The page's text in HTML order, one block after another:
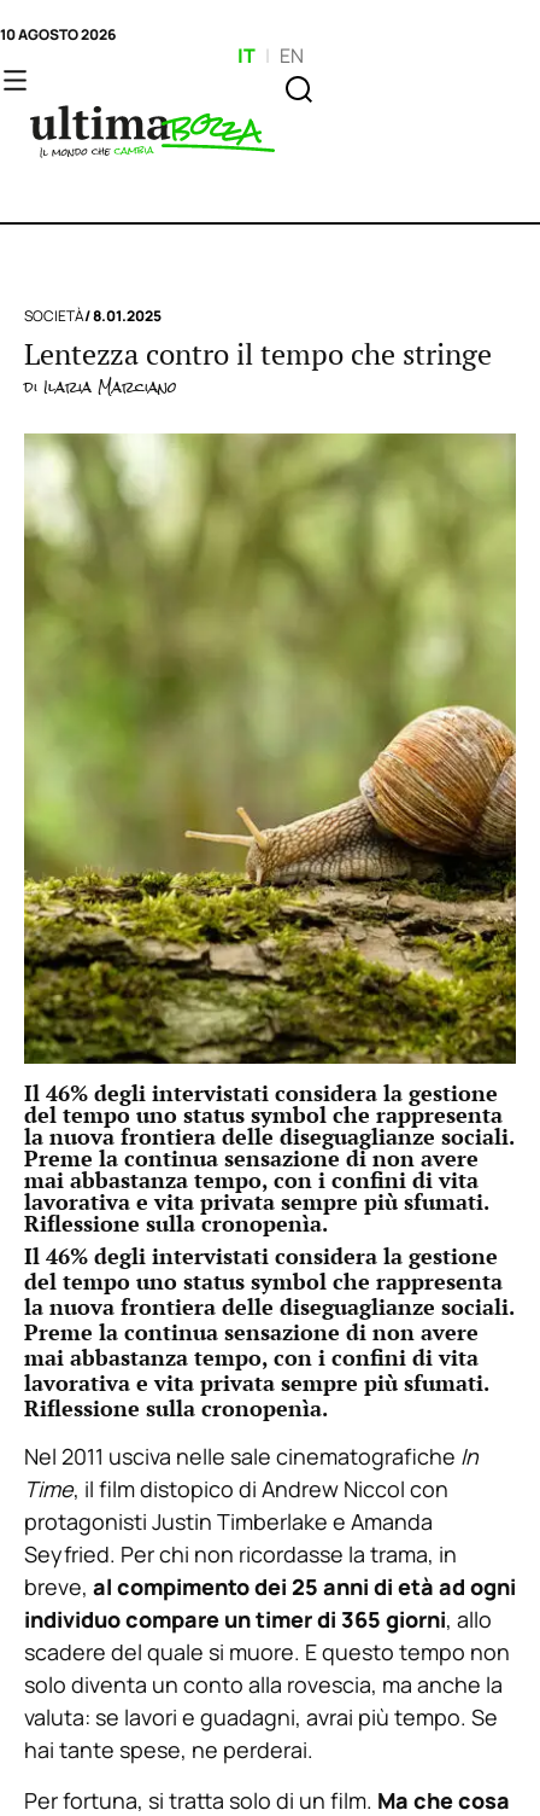
10 AGOSTO 2026
IT | EN
SOCIETÀ/ 8.01.2025
Lentezza contro il tempo che stringe
di Ilaria Marciano
Il 46% degli intervistati considera la gestione
del tempo uno status symbol che rappresenta
la nuova frontiera delle diseguaglianze sociali.
Preme la continua sensazione di non avere
mai abbastanza tempo, con i confini di vita
lavorativa e vita privata sempre più sfumati.
Riflessione sulla cronopenìa.
Il 46% degli intervistati considera la gestione
del tempo uno status symbol che rappresenta
la nuova frontiera delle diseguaglianze sociali.
Preme la continua sensazione di non avere
mai abbastanza tempo, con i confini di vita
lavorativa e vita privata sempre più sfumati.
Riflessione sulla cronopenìa.
Nel 2011 usciva nelle sale cinematografiche In
Time, il film distopico di Andrew Niccol con
protagonisti Justin Timberlake e Amanda
Seyfried. Per chi non ricordasse la trama, in
breve, al compimento dei 25 anni di età ad ogni
individuo compare un timer di 365 giorni, allo
scadere del quale si muore. E questo tempo non
solo diventa un conto alla rovescia, ma anche la
valuta: se lavori e guadagni, avrai più tempo. Se
hai tante spese, ne perderai.
Per fortuna, si tratta solo di un film. Ma che cosa